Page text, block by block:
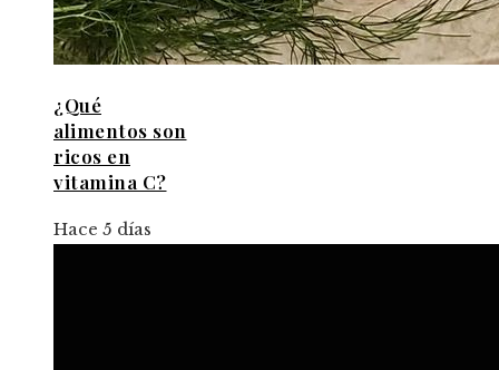
¿Qué
alimentos son
ricos en
vitamina C?
Hace 5 días